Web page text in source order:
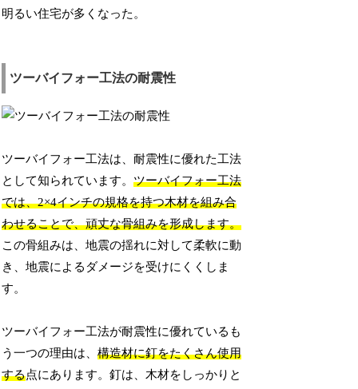
明るい住宅が多くなった。
ツーバイフォー工法の耐震性
ツーバイフォー工法は、耐震性に優れた工法
として知られています。ツーバイフォー工法
では、2×4インチの規格を持つ木材を組み合
わせることで、頑丈な骨組みを形成します。
この骨組みは、地震の揺れに対して柔軟に動
き、地震によるダメージを受けにくくしま
す。
ツーバイフォー工法が耐震性に優れているも
う一つの理由は、構造材に釘をたくさん使用
する点にあります。釘は、木材をしっかりと